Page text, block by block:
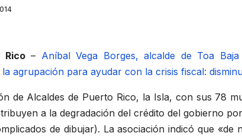
Rico– Aníbal Vega Borges, alcalde de Toa
agrupación para ayudar con la crisis fiscal:
de Alcaldes de Puerto Rico, la Isla, con sus 78
a la degradación del crédito del gobierno
de dibujar). La asociación indicó que